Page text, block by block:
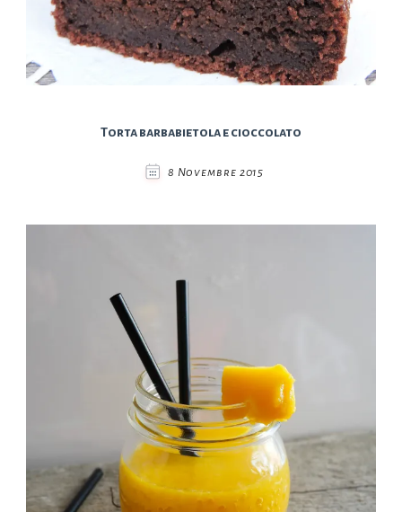
Torta barbabietola e cioccolato
8 Novembre 2015